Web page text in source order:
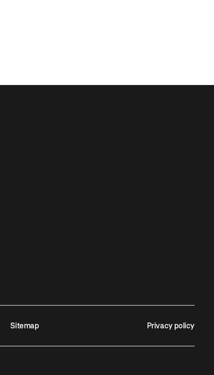
Sitemap Privacy policy